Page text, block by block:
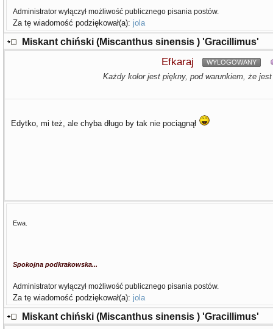
Administrator wyłączył możliwość publicznego pisania postów.
Za tę wiadomość podziękował(a): jola
Miskant chiński (Miscanthus sinensis ) 'Gracillimus'
Efkaraj WYLOGOWANY
Każdy kolor jest piękny, pod warunkiem, że
Edytko, mi też, ale chyba długo by tak nie pociągnął
Ewa.
Spokojna podkrakowska...
Administrator wyłączył możliwość publicznego pisania postów.
Za tę wiadomość podziękował(a): jola
Miskant chiński (Miscanthus sinensis ) 'Gracillimus'